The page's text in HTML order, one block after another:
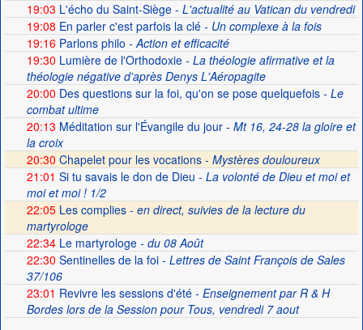
19:03 L'écho du Saint-Siège- L'actualité au Vatican du vendredi
19:08 En parler c'est parfois la clé- Un complexe à la fois
19:16Parlons philo - Action et efficacité
19:30 Lumière de l'Orthodoxie- La théologie afirmative et la
théologie négative d'après Denys L'Aéropagite
20:00 Des questions sur la foi, qu'on se pose quelquefois- Le
combat ultime
20:13 Méditation sur l'Évangile du jour- Mt 16, 24-28 la gloire et
la croix
20:30 Chapelet pour les vocations - Mystères douloureux
21:01 Si tu savais le don de Dieu - La volonté de Dieu et moi et
moi et moi ! 1/2
22:05Les complies - en direct, suivies de la lecture du
martyrologe
22:34Le martyrologe- du 08 Août
22:30 Sentinelles de la foi- Lettres de Saint François de Sales
37/106
23:01 Revivre les sessions d'été- Enseignement par R & H
Bordes lors de la Session pour Tous, vendredi 7 aout